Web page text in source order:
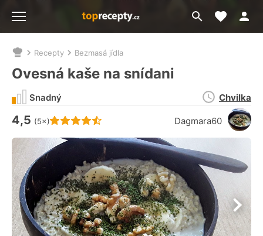
Přejít
na
Moje
Nacházíte
se
zde:
Recepty Bezmasá jídla
Ovesná kaše na snídani
Hodnocení receptu je
4,5 (5×) Dagmara60
Snadný
Doba
přípravy
Chvilka